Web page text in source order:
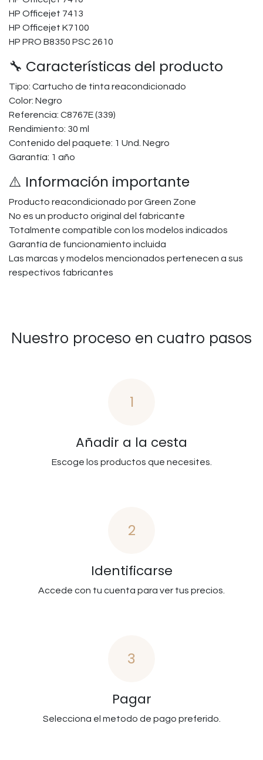
HP Officejet 7413
HP Officejet K7100
HP PRO B8350 PSC 2610
🔧 Características del producto
Tipo: Cartucho de tinta reacondicionado
Color: Negro
Referencia: C8767E (339)
Rendimiento: 30 ml
Contenido del paquete: 1 Und. Negro
Garantía: 1 año
⚠️ Información importante
Producto reacondicionado por Green Zone
No es un producto original del fabricante
Totalmente compatible con los modelos indicados
Garantía de funcionamiento incluida
Las marcas y modelos mencionados pertenecen a sus
respectivos fabricantes
Nuestro proceso en cuatro pasos
1
Añadir a la cesta
Escoge los productos que necesites.
2
Identificarse
Accede con tu cuenta para ver tus precios.
3
Pagar
Selecciona el metodo de pago preferido.